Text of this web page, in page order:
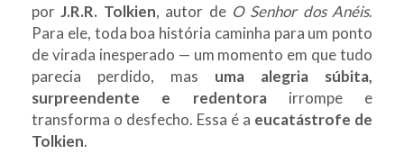
porJ.R.R. Tolkien, autor de O Senhor dos Anéis.
Para ele, toda boa história caminha para um ponto
de virada inesperado — um momento em que tudo
parecia perdido, mas uma alegria súbita,
surpreendente e redentorairrompe e
transforma o desfecho. Essa é a eucatástrofe de
Tolkien.